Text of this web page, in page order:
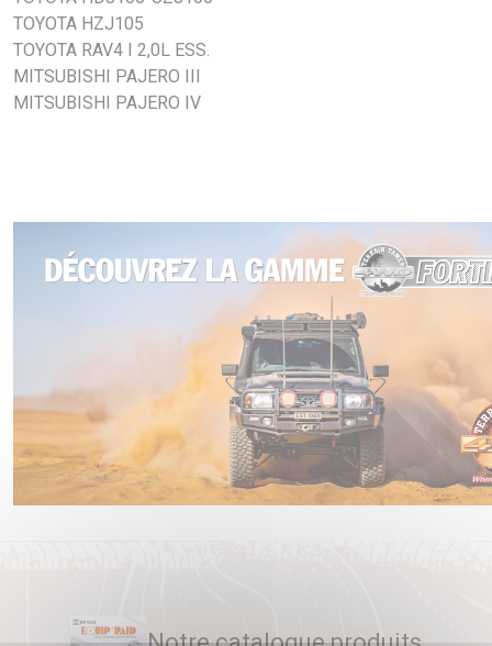
500mm) TOYOTA RAV4 2,0i 16v 94-00 SC1/SXA1 (Avant -
500mm)
TOYOTA HZJ105
TOYOTA RAV4 I 2,0L ESS.
MITSUBISHI PAJERO III
MITSUBISHI PAJERO IV